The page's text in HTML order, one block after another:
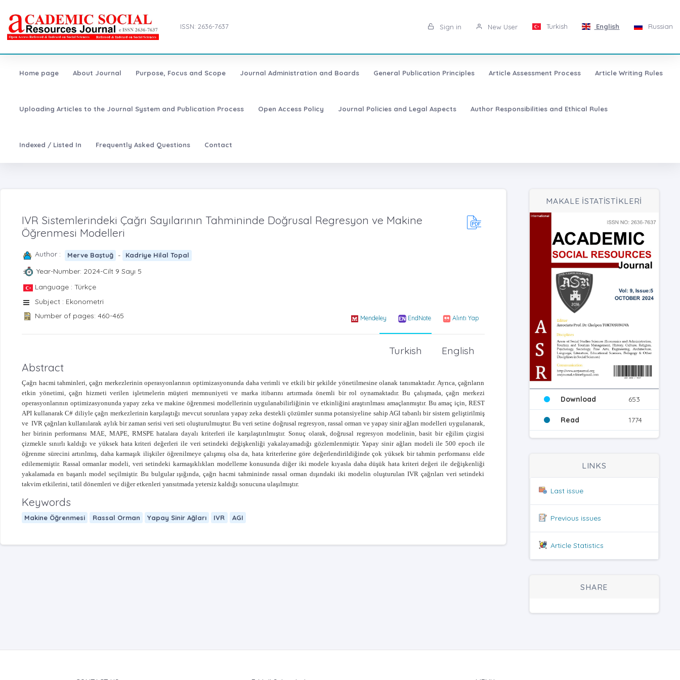
ISSN: 2636-7637 Sign in New User Turkish English Russian
Home page About Journal Purpose, Focus and Scope Journal Administration and Boards General Publication Principles Article Assessment Process Article Writing Rules
Uploading Articles to the Journal System and Publication Process Open Access Policy Journal Policies and Legal Aspects Author Responsibilities and Ethical Rules
Indexed / Listed In Frequently Asked Questions Contact
IVR Sistemlerindeki Çağrı Sayılarının Tahmininde Doğrusal Regresyon ve Makine
Öğrenmesi Modelleri
Author : Merve Baştuğ - Kadriye Hilal Topal
Year-Number: 2024-Cilt 9 Sayı 5
Language : Türkçe
Subject : Ekonometri
Number of pages: 460-465
Mendeley EndNote Alıntı Yap
English
Turkish
Abstract
Çağrı hacmi tahminleri, çağrı merkezlerinin operasyonlarının optimizasyonunda daha verimli ve etkili bir şekilde yönetilmesine olanak tanımaktadır. Ayrıca, çağrıların
etkin yönetimi, çağrı hizmeti verilen işletmelerin müşteri memnuniyeti ve marka itibarını artırmada önemli bir rol oynamaktadır. Bu çalışmada, çağrı merkezi
operasyonlarının optimizasyonunda yapay zeka ve makine öğrenmesi modellerinin uygulanabilirliğinin ve etkinliğini araştırılması amaçlanmıştır. Bu amaç için, REST
API kullanarak C# diliyle çağrı merkezlerinin karşılaştığı mevcut sorunlara yapay zeka destekli çözümler sunma potansiyeline sahip AGI tabanlı bir sistem geliştirilmiş
ve IVR çağrıları kullanılarak aylık bir zaman serisi veri seti oluşturulmuştur. Bu veri setine doğrusal regresyon, rassal orman ve yapay sinir ağları modelleri uygulanarak,
her birinin performansı MAE, MAPE, RMSPE hatalara dayalı kriterleri ile karşılaştırılmıştır. Sonuç olarak, doğrusal regresyon modelinin, basit bir eğilim çizgisi
çizmekle sınırlı kaldığı ve yüksek hata kriteri değerleri ile veri setindeki değişkenliği yakalayamadığı gözlemlenmiştir. Yapay sinir ağları modeli ile 500 epoch ile
öğrenme sürecini artırılmış, daha karmaşık ilişkiler öğrenilmeye çalışmış olsa da, hata kriterlerine göre değerlendirildiğinde çok yüksek bir tahmin performansı elde
edilememiştir. Rassal ormanlar modeli, veri setindeki karmaşıklıkları modelleme konusunda diğer iki modele kıyasla daha düşük hata kriteri değeri ile değişkenliği
yakalamada en başarılı model seçilmiştir. Bu bulgular ışığında, çağrı hacmi tahmininde rassal orman dışındaki iki modelin oluşturulan IVR çağrıları veri setindeki
takvim etkilerini, tatil dönemleri ve diğer etkenleri yansıtmada yetersiz kaldığı sonucuna ulaşılmıştır.
Keywords
Makine Öğrenmesi Rassal Orman Yapay Sinir Ağları IVR AGI
MAKALE İSTATİSTİKLERİ
Download 653
Read 1774
LINKS
Last issue
Previous issues
Article Statistics
SHARE